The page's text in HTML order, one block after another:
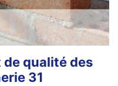
de qualité des
31